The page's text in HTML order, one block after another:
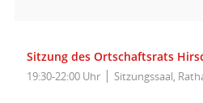
Sitzung des Ortschaftsrats
19:30-22:00 Uhr Sitzungssaal,